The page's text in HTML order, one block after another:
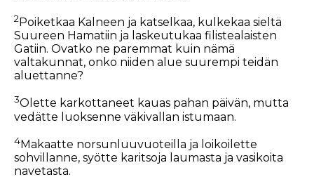
2 Poiketkaa Kalneen ja katselkaa, kulkekaa sieltä
Suureen Hamatiin ja laskeutukaa filistealaisten
Gatiin. Ovatko ne paremmat kuin nämä
valtakunnat, onko niiden alue suurempi teidän
aluettanne?
3Olette karkottaneet kauas pahan päivän, mutta
vedätte luoksenne väkivallan istumaan.
4Makaatte norsunluuvuoteilla ja loikoilette
sohvillanne, syötte karitsoja laumasta ja vasikoita
navetasta.